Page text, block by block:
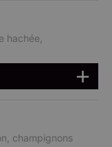
hachée,
champignons